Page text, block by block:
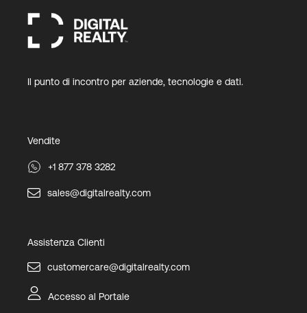
Il punto di incontro per aziende, tecnologie e dati.
Vendite
+1 877 378 3282
sales@digitalrealty.com
Assistenza Clienti
customercare@digitalrealty.com
Accesso al Portale